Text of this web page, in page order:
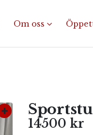
Om oss
14500 kr